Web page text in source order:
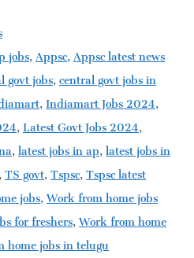
jobs,Appsc,Appsc latest news
govt jobs,central govt jobs in
,Indiamart Jobs 2024,
,Latest Govt Jobs 2024,
,latest jobs in ap,latest jobs in
,TS govt,Tspsc,Tspsc latest
jobs,Work from home jobs
for freshers,Work from home
home jobs in telugu